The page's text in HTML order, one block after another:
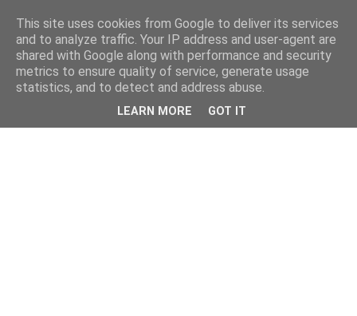
This site uses cookies from Google to deliver its services
and to analyze traffic. Your IP address and user-agent are
shared with Google along with performance and security
metrics to ensure quality of service, generate usage
statistics, and to detect and address abuse.
LEARN MORE GOT IT